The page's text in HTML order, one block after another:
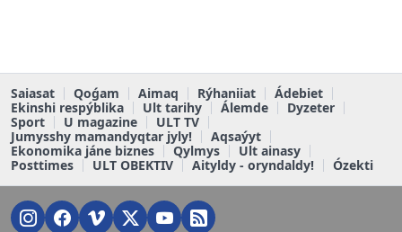
Saiasat Qoǵam Aimaq Rýhaniiat
Ádebiet
Ekinshi respýblika
Ult tarihy Álemde
Dyzeter
Sport
U magazine
ULT TV
Jumysshy mamandyqtar jyly!
Aqsaýyt
Ekonomika jáne biznes
Qylmys
Ult ainasy
Posttimes
ULT OBEKTIV Aityldy - oryndaldy! Ózekti